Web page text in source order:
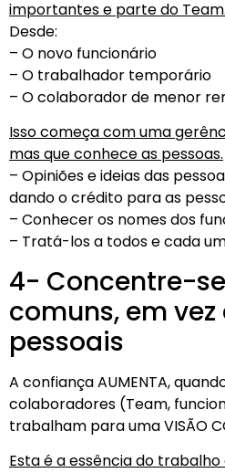
importantes e parte do Team.
Desde:
– O novo funcionário
– O trabalhador temporário
– O colaborador de menor
Isso começa com uma
mas que conhece as pessoas.
– Opiniões e ideias das
dando o crédito para as
– Conhecer os nomes dos
– Tratá-los a todos e cada
4- Concentre-
comuns, em
pessoais
A confiança AUMENTA,
colaboradores (Team,
trabalham para uma VISÃO
Esta é a essência do trabalho